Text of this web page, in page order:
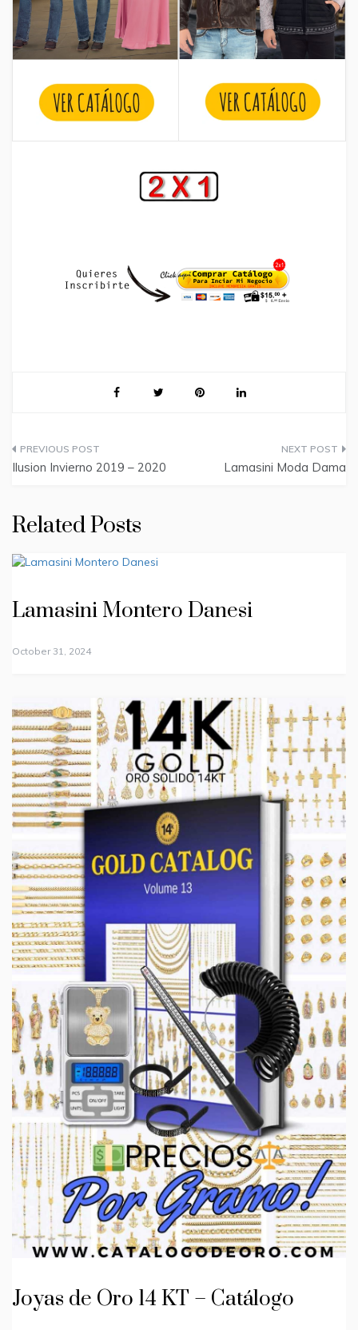
Post
Ilusion Invierno 2019 – 2020 Lamasini Moda Dama
Related Posts
Lamasini Montero Danesi
October 31, 2024
Joyas de Oro 14 KT – Catálogo